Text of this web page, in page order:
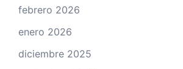
febrero 2026
enero 2026
diciembre 2025